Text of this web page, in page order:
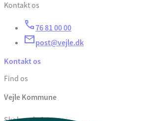
Kontakt os
76 81 00 00
post@vejle.dk
Kontakt os
Find os
Vejle Kommune